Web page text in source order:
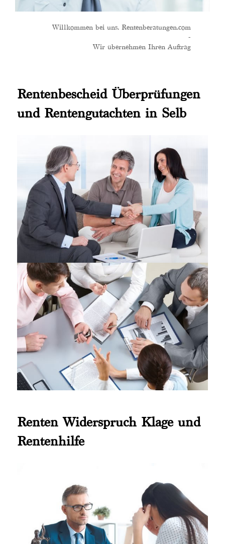
Willkommen bei uns. Rentenberatungen.com
-
Wir übernehmen Ihren Auftrag
Rentenbescheid Überprüfungen
und Rentengutachten in Selb
Renten Widerspruch Klage und
Rentenhilfe